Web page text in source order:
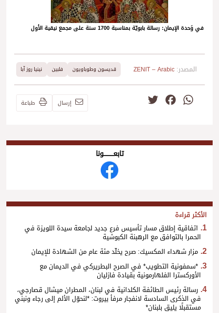
في وَحدة الإيمان: رسالة بابويّة بمناسبة 1700 سنة على مجمع نيقية الأول
المصدر: ZENIT – Arabic قديسون وطوباويون فلبين نينيا روز آبا
WhatsApp
Facebook إرسال طباعة
تابعــــــــــونا
الأكثر قراءة
اتفاقية إطلاق مسار تأسيس فرع جديد لجامعة سيدة اللويزة في
الحمرا بالتوافق مع الرهبنة الكبوشية
مزار شهداء المكسيك: صرح يخلّد مئة عام من الشهادة للإيمان
*سمفونية التطويب* في الصرح البطريركي في الديمان مع
الأوركسترا الفلهارمونية بقيادة فازليان
رسالة رئيس الطائفة الكلدانية في لبنان، المطران ميشال قصارجي،
في الذكرى السادسة لانفجار مرفأ بيروت: *لنحوّل الألم إلى رجاء ونبني
مستقبلًا يليق بلبنان*